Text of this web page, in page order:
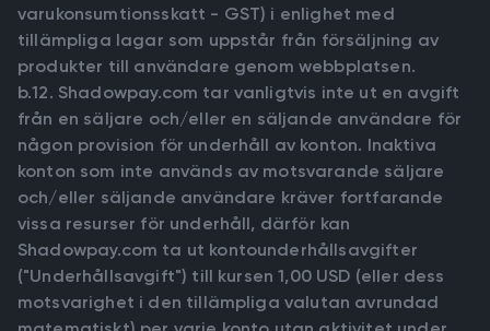
varukonsumtionsskatt - GST) i enlighet med
tillämpliga lagar som uppstår från försäljning av
produkter till användare genom webbplatsen.
b.12. Shadowpay.com tar vanligtvis inte ut en avgift
från en säljare och/eller en säljande användare för
någon provision för underhåll av konton. Inaktiva
konton som inte används av motsvarande säljare
och/eller säljande användare kräver fortfarande
vissa resurser för underhåll, därför kan
Shadowpay.com ta ut kontounderhållsavgifter
("Underhållsavgift") till kursen 1,00 USD (eller dess
motsvarighet i den tillämpliga valutan avrundad